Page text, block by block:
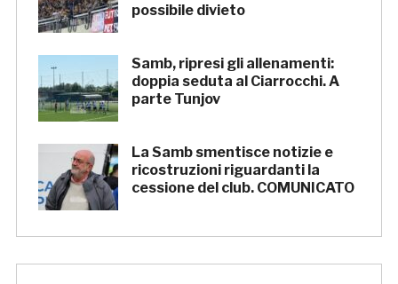
possibile divieto
Samb, ripresi gli allenamenti:
doppia seduta al Ciarrocchi. A
parte Tunjov
La Samb smentisce notizie e
ricostruzioni riguardanti la
cessione del club. COMUNICATO